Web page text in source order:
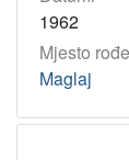
1962
Mjesto
Maglaj